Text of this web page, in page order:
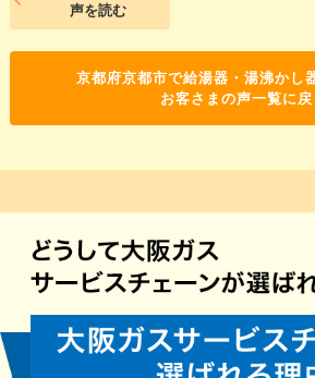
声を読む
京都府京都市で給湯器・湯沸かし
お客さまの声一覧に戻